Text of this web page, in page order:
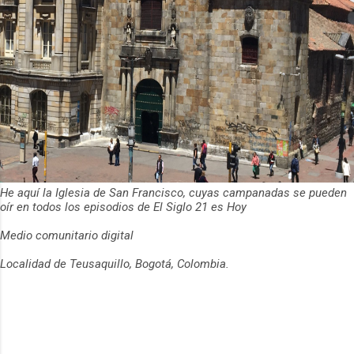
He aquí la Iglesia de San Francisco, cuyas campanadas se pueden
oír en todos los episodios de El Siglo 21 es Hoy
Medio comunitario digital
Localidad de Teusaquillo, Bogotá, Colombia.